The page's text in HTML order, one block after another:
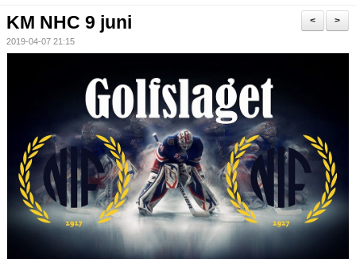
>
<
KM NHC 9 juni
2019-04-07 21:15